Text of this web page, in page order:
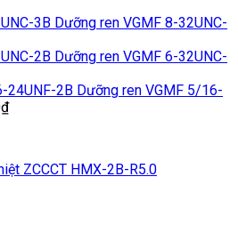
Dưỡng ren VGMF 8-32UNC-
Dưỡng ren VGMF 6-32UNC-
Dưỡng ren VGMF 5/16-
₫
ZCCCT HMX-2B-R5.0